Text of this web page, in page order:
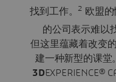
找到工作。
2 欧盟
的公司表示难以
但这里蕴藏着改变
建一种新型的课堂
3DEXPERIENCE®